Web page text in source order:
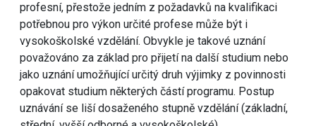
profesní, přestože jedním z požadavků na kvalifikaci
potřebnou pro výkon určité profese může být i
vysokoškolské vzdělání. Obvykle je takové uznání
považováno za základ pro přijetí na další studium nebo
jako uznání umožňující určitý druh výjimky z povinnosti
opakovat studium některých částí programu. Postup
uznávání se liší dosaženého stupně vzdělání (základní,